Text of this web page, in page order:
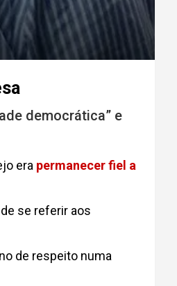
democrática” e
era permanecer fiel a
se referir aos
de respeito numa